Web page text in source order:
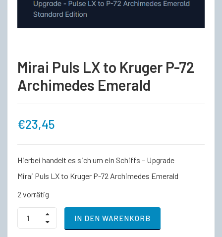
Mirai Puls LX to Kruger P-72
Archimedes Emerald
€23,45
Hierbei handelt es sich um ein Schiffs – Upgrade
Mirai Puls LX to Kruger P-72 Archimedes Emerald
2 vorrätig
Mirai
Puls
LX
IN DEN WARENKORB